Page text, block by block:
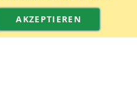
Kontaktformular
AKZEPTIEREN